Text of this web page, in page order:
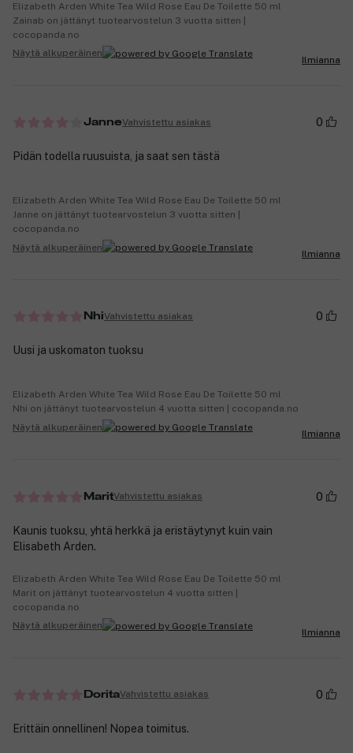
Elizabeth Arden White Tea Wild Rose Eau De Toilette 50 ml
Zainab on jättänyt tuotearvostelun 3 vuotta sitten |
cocopanda.no
Näytä alkuperäinen
Ilmianna
JanneVahvistettu asiakas 0
Pidän todella ruusuista, ja saat sen tästä
Elizabeth Arden White Tea Wild Rose Eau De Toilette 50 ml
Janne on jättänyt tuotearvostelun 3 vuotta sitten |
cocopanda.no
Näytä alkuperäinen
Ilmianna
NhiVahvistettu asiakas 0
Uusi ja uskomaton tuoksu
Elizabeth Arden White Tea Wild Rose Eau De Toilette 50 ml
Nhi on jättänyt tuotearvostelun 4 vuotta sitten | cocopanda.no
Näytä alkuperäinen
Ilmianna
MaritVahvistettu asiakas 0
Kaunis tuoksu, yhtä herkkä ja eristäytynyt kuin vain
Elisabeth Arden.
Elizabeth Arden White Tea Wild Rose Eau De Toilette 50 ml
Marit on jättänyt tuotearvostelun 4 vuotta sitten |
cocopanda.no
Näytä alkuperäinen
Ilmianna
DoritaVahvistettu asiakas 0
Erittäin onnellinen! Nopea toimitus.